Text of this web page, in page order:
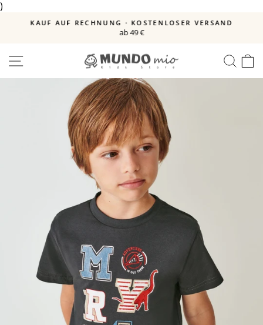
)
Pause
KAUF AUF RECHNUNG · KOSTENLOSER VERSAND
ab 49 €
SEITENNAVIGATION